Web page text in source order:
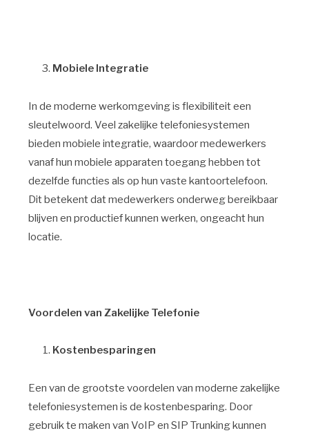
Mobiele Integratie
In de moderne werkomgeving is flexibiliteit een
sleutelwoord. Veel zakelijke telefoniesystemen
bieden mobiele integratie, waardoor medewerkers
vanaf hun mobiele apparaten toegang hebben tot
dezelfde functies als op hun vaste kantoortelefoon.
Dit betekent dat medewerkers onderweg bereikbaar
blijven en productief kunnen werken, ongeacht hun
locatie.
Voordelen van Zakelijke Telefonie
Kostenbesparingen
Een van de grootste voordelen van moderne zakelijke
telefoniesystemen is de kostenbesparing. Door
gebruik te maken van VoIP en SIP Trunking kunnen